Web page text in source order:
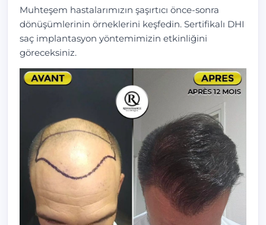
Muhteşem hastalarımızın şaşırtıcı önce-sonra
dönüşümlerinin örneklerini keşfedin. Sertifikalı DHI
saç implantasyon yöntemimizin etkinliğini
göreceksiniz.